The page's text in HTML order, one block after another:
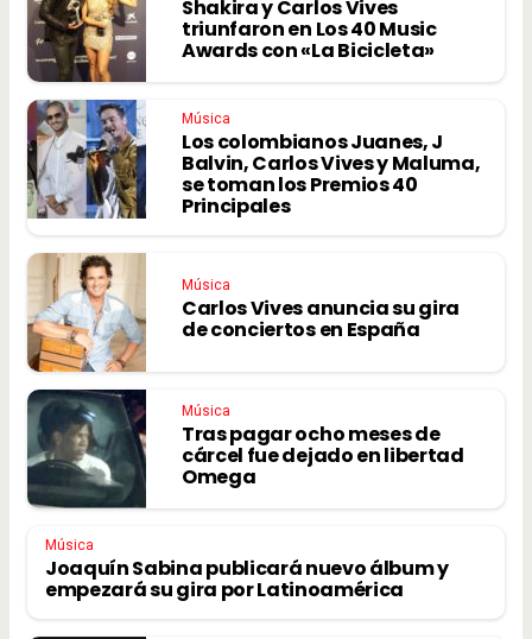
Shakira y Carlos Vives
triunfaron en Los 40 Music
Awards con «La Bicicleta»
Música
Los colombianos Juanes, J
Balvin, Carlos Vives y Maluma,
se toman los Premios 40
Principales
Música
Carlos Vives anuncia su gira
de conciertos en España
Música
Tras pagar ocho meses de
cárcel fue dejado en libertad
Omega
Música
Joaquín Sabina publicará nuevo álbum y
empezará su gira por Latinoamérica